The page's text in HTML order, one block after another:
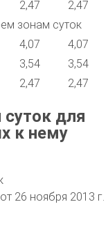
2,47
2,47
зонам суток
4,07
4,07
3,54
3,54
2,47 2,47
для
к нему
26 ноября 2013 г.